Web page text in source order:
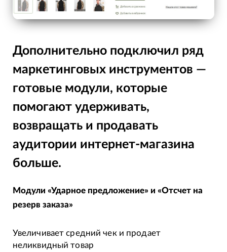
Дополнительно подключил ряд
маркетинговых инструментов —
готовые модули, которые
помогают удерживать,
возвращать и продавать
аудитории интернет-магазина
больше.
Модули «Ударное предложение» и «Отсчет на
резерв заказа»
Увеличивает средний чек и продает
неликвидный товар